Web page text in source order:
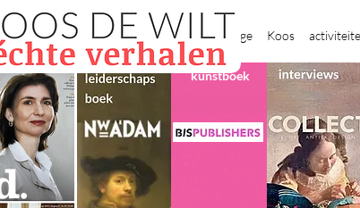
New Page Koos
kunstboek